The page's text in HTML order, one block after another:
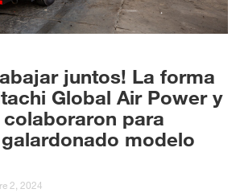
juntos! La forma
Global Air Power y
para
modelo
2, 2024